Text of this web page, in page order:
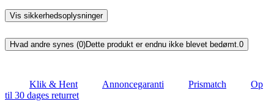
Vis sikkerhedsoplysninger
Hvad andre synes (0)Dette produkt er endnu ikke blevet bedømt.0
Klik & Hent Annoncegaranti Prismatch
Op
til 30 dages returret